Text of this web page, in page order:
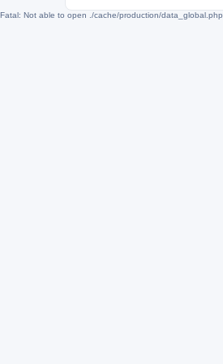
Fatal: Not able to open ./cache/production/data_global.php